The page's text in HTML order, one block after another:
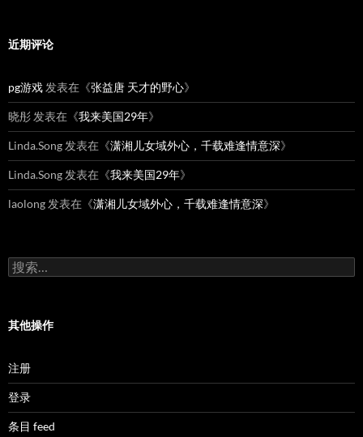
近期评论
pg游戏发表在《张益唐 天才的野心》
晓彤发表在《我来美国29年》
Linda.Song发表在《潇湘儿女域外心，千载难逢情意深》
Linda.Song发表在《我来美国29年》
laolong发表在《潇湘儿女域外心，千载难逢情意深》
搜
索：
其他操作
注册
登录
条目 feed